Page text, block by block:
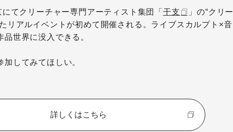
てクリーチャー専門アーティスト集団「干支
」の“クリー
リアルイベントが初めて開催される。 ライブスカルプト×音
世界に没入できる。
してみてほしい。
詳しくはこちら